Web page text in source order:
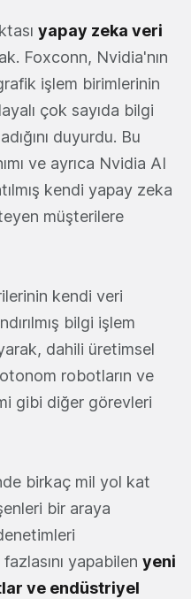
yapay zeka veri
Foxconn, Nvidia'nın
işlem birimlerinin
çok sayıda bilgi
duyurdu. Bu
ve ayrıca Nvidia AI
kendi yapay zeka
müşterilere
kendi veri
bilgi işlem
dahili üretimsel
robotların ve
gibi diğer görevleri
birkaç mil yol kat
bir araya
yapabilen yeni
ve endüstriyel